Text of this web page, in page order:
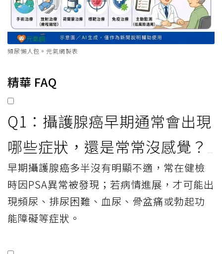
頻尿懶人包。元氣網製表
精華 FAQ
Q1：攝護腺癌早期通常會出現
哪些症狀，還是常常沒感覺？
早期攝護腺癌多半沒有明顯不適，常在健檢
時因PSA異常被發現；若病情進展，才可能出
現頻尿、排尿困難、血尿、骨盆痛或勃起功
能障礙等症狀。